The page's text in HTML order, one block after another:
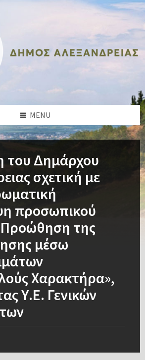
MENU
Δημάρχου
σχετική με
προσωπικού
της
μέσω
Χαρακτήρα»,
Υ.Ε. Γενικών